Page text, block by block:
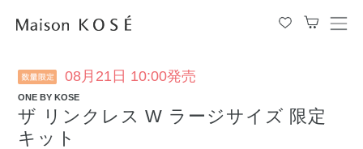
メ
08月21日 10:00発売
ONE BY KOSE
ザ リンクレス W ラージサイズ 限定
キット